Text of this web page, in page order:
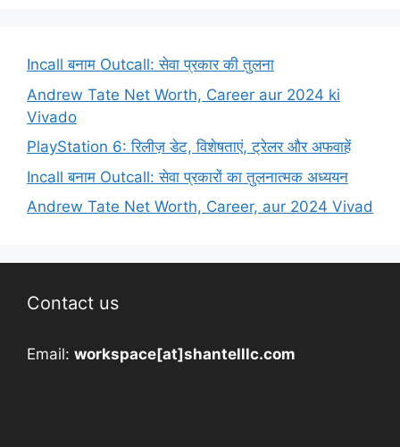
Incall बनाम Outcall: सेवा प्रकार की तुलना
Andrew Tate Net Worth, Career aur 2024 ki
Vivado
PlayStation 6: रिलीज़ डेट, विशेषताएं, ट्रेलर और अफवाहें
Incall बनाम Outcall: सेवा प्रकारों का तुलनात्मक अध्ययन
Andrew Tate Net Worth, Career, aur 2024 Vivad
Contact us
Email: workspace[at]shantelllc.com